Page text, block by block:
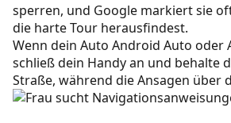
sperren, und Google markiert sie
die harte Tour herausfindest.
Wenn dein Auto Android Auto oder
schließ dein Handy an und behalte
Straße, während die Ansagen über